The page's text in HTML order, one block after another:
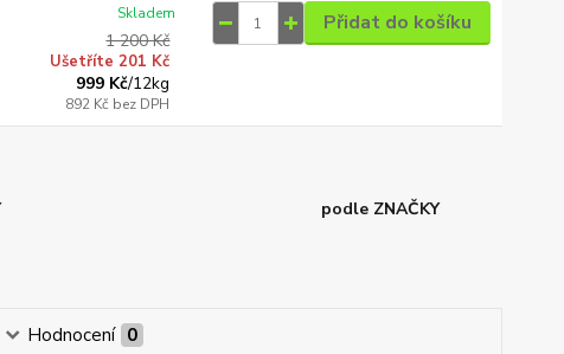
1 200 Kč
Ušetříte 201 Kč
999 Kč/12kg
892 Kč bez DPH
Skladem Přidat do košíku
podle ZNAČKY
Hodnocení 0